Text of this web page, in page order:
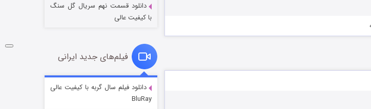
شوگر فصل ۲
قسمت
دانلود قسمت نهم سریال گل سنگ
با کیفیت عالی
فیلم‌های جدید ایرانی
دانلود فیلم سال گربه با کیفیت عالی
BluRay